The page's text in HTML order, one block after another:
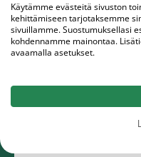
Käytämme evästeitä sivuston
kehittämiseen tarjotaksemme
sivuillamme. Suostumuksellasi
kohdennamme mainontaa.
avaamalla asetukset.